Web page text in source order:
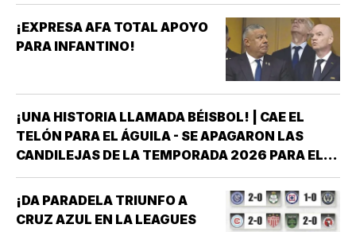
¡EXPRESA AFA TOTAL APOYO
PARA INFANTINO!
¡UNA HISTORIA LLAMADA BÉISBOL! | CAE EL
TELÓN PARA EL ÁGUILA - SE APAGARON LAS
CANDILEJAS DE LA TEMPORADA 2026 PARA EL
ÁGUILA DE VERACRUZ *LA NOVENA JAROCHA
CERRÓ SU CALENDARIO CON UNA VICTORIA DE
10-6 SOBRE PERICOS DE PUEBLA, PERO EL
¡DA PARADELA TRIUNFO A
CRUZ AZUL EN LA LEAGUES